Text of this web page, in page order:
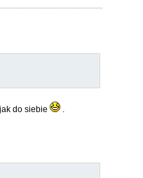
do siebie
.